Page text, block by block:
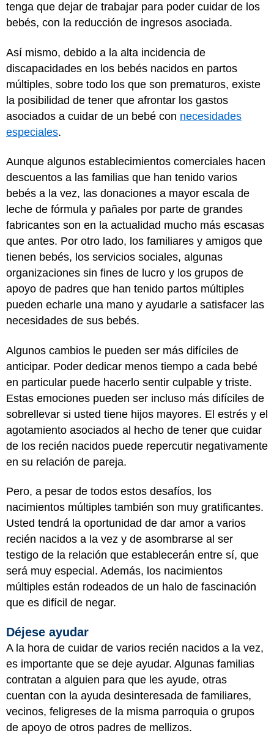
tenga que dejar de trabajar para poder cuidar de los
bebés, con la reducción de ingresos asociada.
Así mismo, debido a la alta incidencia de
discapacidades en los bebés nacidos en partos
múltiples, sobre todo los que son prematuros, existe
la posibilidad de tener que afrontar los gastos
asociados a cuidar de un bebé con necesidades
especiales.
Aunque algunos establecimientos comerciales hacen
descuentos a las familias que han tenido varios
bebés a la vez, las donaciones a mayor escala de
leche de fórmula y pañales por parte de grandes
fabricantes son en la actualidad mucho más escasas
que antes. Por otro lado, los familiares y amigos que
tienen bebés, los servicios sociales, algunas
organizaciones sin fines de lucro y los grupos de
apoyo de padres que han tenido partos múltiples
pueden echarle una mano y ayudarle a satisfacer las
necesidades de sus bebés.
Algunos cambios le pueden ser más difíciles de
anticipar. Poder dedicar menos tiempo a cada bebé
en particular puede hacerlo sentir culpable y triste.
Estas emociones pueden ser incluso más difíciles de
sobrellevar si usted tiene hijos mayores. El estrés y el
agotamiento asociados al hecho de tener que cuidar
de los recién nacidos puede repercutir negativamente
en su relación de pareja.
Pero, a pesar de todos estos desafíos, los
nacimientos múltiples también son muy gratificantes.
Usted tendrá la oportunidad de dar amor a varios
recién nacidos a la vez y de asombrarse al ser
testigo de la relación que establecerán entre sí, que
será muy especial. Además, los nacimientos
múltiples están rodeados de un halo de fascinación
que es difícil de negar.
Déjese ayudar
A la hora de cuidar de varios recién nacidos a la vez,
es importante que se deje ayudar. Algunas familias
contratan a alguien para que les ayude, otras
cuentan con la ayuda desinteresada de familiares,
vecinos, feligreses de la misma parroquia o grupos
de apoyo de otros padres de mellizos.